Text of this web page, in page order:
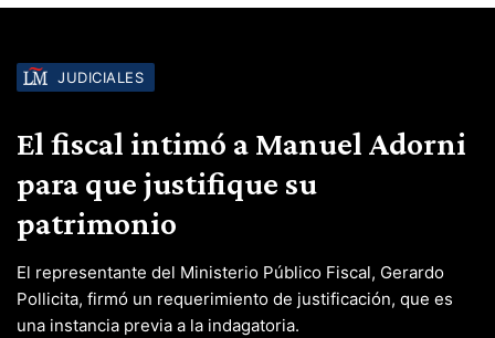
JUDICIALES
El fiscal intimó a Manuel Adorni
para que justifique su
patrimonio
El representante del Ministerio Público Fiscal, Gerardo
Pollicita, firmó un requerimiento de justificación, que es
una instancia previa a la indagatoria.